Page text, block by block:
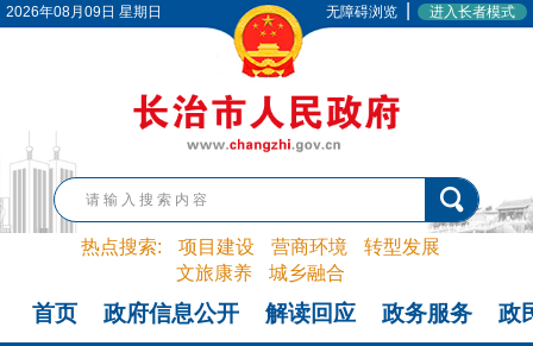
2026年08月09日 星期日 无障碍浏览 进入长者模式
热点搜索: 项目建设 营商环境
转型发展
文旅康养
城乡融合
首页 政府信息公开 解读回应 政务服务 政